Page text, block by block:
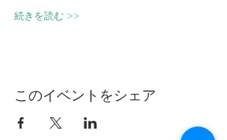
続きを読む >>
このイベントをシェア